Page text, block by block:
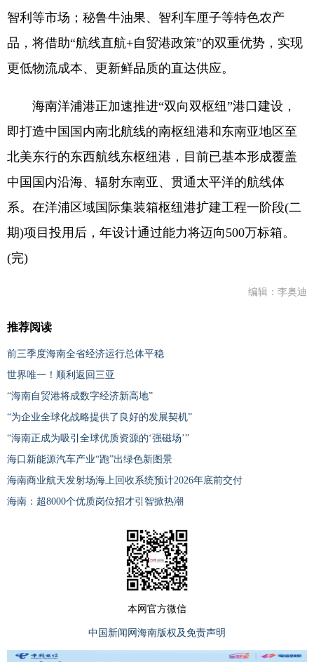
智利等市场；秘鲁牛油果、智利车厘子等特色农产
品，将借助“航线直航+自贸港政策”的双重优势，实现
更低物流成本、更新鲜品质的直达供应。
海南洋浦港正加速推进“双向双枢纽”港口建设，
即打造中国国内南北航线的南枢纽港和东南亚地区至
北美东行的东西航线东枢纽港，目前已基本形成覆盖
中国国内沿海、辐射东南亚、贯通太平洋的航线体
系。在洋浦区域国际集装箱枢纽港扩建工程一阶段(二
期)项目投用后，年设计通过能力将迈向500万标箱。
(完)
编辑：李奥迪
推荐阅读
前三季度海南全省经济运行总体平稳
世界唯一！顺利返回三亚
“海南自贸港将成数字经济新高地”
“为企业全球化战略提供了良好的发展契机”
“海南正成为吸引全球优质资源的‘强磁场’”
海口新能源汽车产业“跑”出绿色新图景
海南商业航天发射场海上回收系统预计2026年底前交付
海南：超8000个优质岗位招才引智掀热潮
本网官方微信
中国新闻网海南版权及免责声明